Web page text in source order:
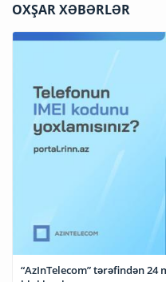
OXŞAR XƏBƏRLƏR
“AzInTelecom” tərəfindən 24